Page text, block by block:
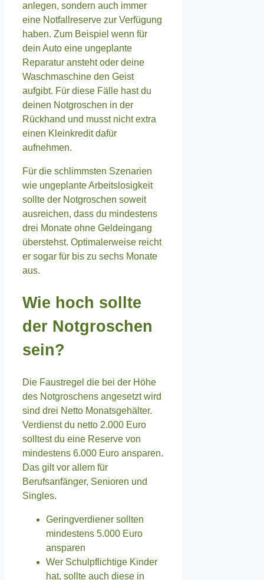
anlegen, sondern auch immer
eine Notfallreserve zur Verfügung
haben. Zum Beispiel wenn für
dein Auto eine ungeplante
Reparatur ansteht oder deine
Waschmaschine den Geist
aufgibt. Für diese Fälle hast du
deinen Notgroschen in der
Rückhand und musst nicht extra
einen Kleinkredit dafür
aufnehmen.
Für die schlimmsten Szenarien
wie ungeplante Arbeitslosigkeit
sollte der Notgroschen soweit
ausreichen, dass du mindestens
drei Monate ohne Geldeingang
überstehst. Optimalerweise reicht
er sogar für bis zu sechs Monate
aus.
Wie hoch sollte
der Notgroschen
sein?
Die Faustregel die bei der Höhe
des Notgroschens angesetzt wird
sind drei Netto Monatsgehälter.
Verdienst du netto 2.000 Euro
solltest du eine Reserve von
mindestens 6.000 Euro ansparen.
Das gilt vor allem für
Berufsanfänger, Senioren und
Singles.
Geringverdiener sollten
mindestens 5.000 Euro
ansparen
Wer Schulpflichtige Kinder
hat, sollte auch diese in